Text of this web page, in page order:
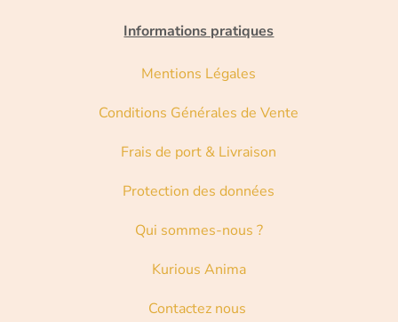
Informations pratiques
Mentions Légales
Conditions Générales de Vente
Frais de port & Livraison
Protection des données
Qui sommes-nous ?
Kurious Anima
Contactez nous